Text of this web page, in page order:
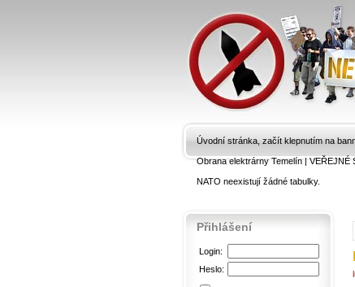
Úvodní stránka, začít klepnutím na
Obrana elektrárny Temelín|VEŘEJNÉ
NATO neexistují žádné tabulky.
Přihlášení
Login:
Heslo: